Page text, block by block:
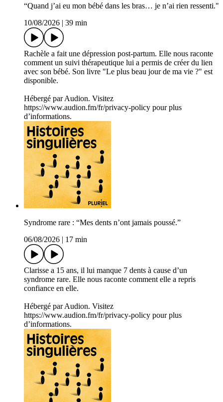
“Quand j’ai eu mon bébé dans les bras… je n’ai rien ressenti."
10/08/2026
39 min
Rachèle a fait une dépression post-partum. Elle nous raconte
comment un suivi thérapeutique lui a permis de créer du lien
avec son bébé. Son livre "Le plus beau jour de ma vie ?" est
disponible.
Hébergé par Audion. Visitez
https://www.audion.fm/fr/privacy-policy pour plus
d’informations.
Syndrome rare : “Mes dents n’ont jamais poussé.”
06/08/2026
17 min
Clarisse a 15 ans, il lui manque 7 dents à cause d’un
syndrome rare. Elle nous raconte comment elle a repris
confiance en elle.
Hébergé par Audion. Visitez
https://www.audion.fm/fr/privacy-policy pour plus
d’informations.